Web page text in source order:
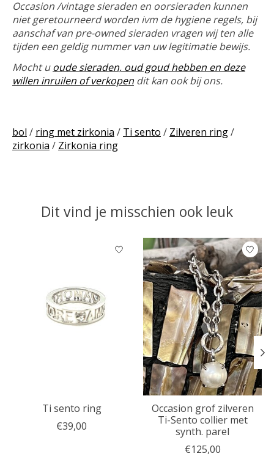
Occasion /vintage sieraden en oorsieraden kunnen
niet geretourneerd worden ivm de hygiene regels, bij
aanschaf van pre-owned sieraden vragen wij ten alle
tijden een geldig nummer van uw legitimatie bewijs.
Mocht uoude sieraden, oud goud hebben en deze
willen inruilen of verkopen dit kan ook bij ons.
bol / ring met zirkonia / Ti sento / Zilveren ring/
zirkonia / Zirkonia ring
Dit vind je misschien ook leuk
Items van productcarrousel
Ti sento ring
€39,00
Occasion grof zilveren
Ti-Sento collier met
synth. parel
€125,00